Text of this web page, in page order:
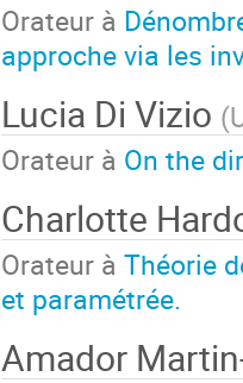
Orateur à
approche via les
Lucia Di Vizio (
Orateur à On the
Charlotte
Orateur à Théorie
et paramétrée.
Amador